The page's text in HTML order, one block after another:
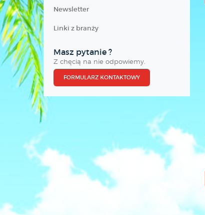
Newsletter
Linki z branży
Masz pytanie ?
Z chęcią na nie odpowiemy.
FORMULARZ KONTAKTOWY